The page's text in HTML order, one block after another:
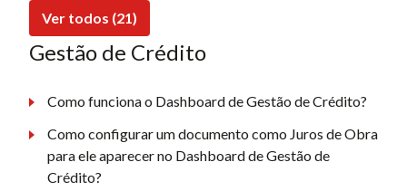
Ver todos (21)
Gestão de Crédito
Como funciona o Dashboard de Gestão de Crédito?
Como configurar um documento como Juros de Obra
para ele aparecer no Dashboard de Gestão de
Crédito?